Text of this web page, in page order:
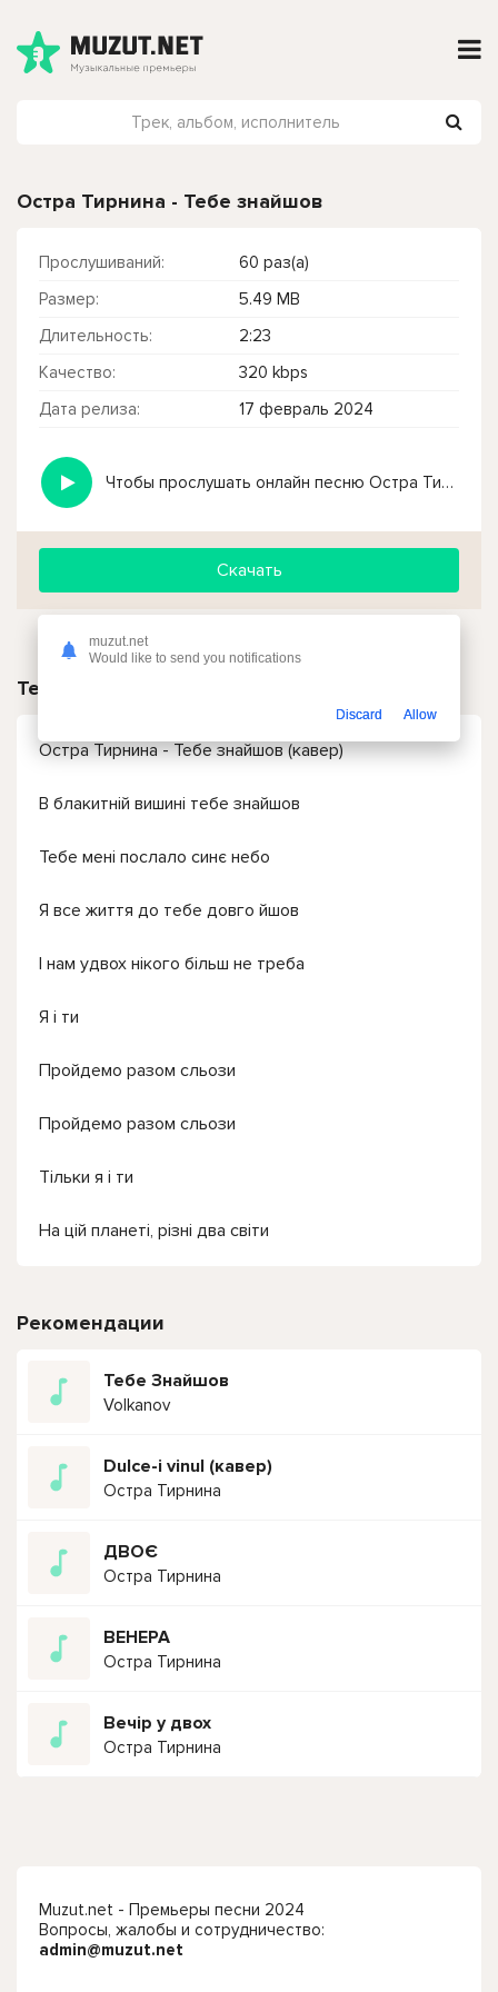
Остра Тирнина - Тебе знайшов
Прослушиваний:
60 раз(а)
Размер:
5.49 MB
Длительность:
2:23
Качество:
320 kbps
Дата релиза:
17 февраль 2024
Чтобы прослушать онлайн песню Остра Тирнина - Тебе знайшов нажмите на кнопку плей с светом зелений
Скачать
Текст песни
Остра Тирнина - Тебе знайшов (кавер)
В блакитній вишині тебе знайшов
Тебе мені послало синє небо
Я все життя до тебе довго йшов
І нам удвох нікого більш не треба
Я і ти
Пройдемо разом сльози
Пройдемо разом сльози
Тільки я і ти
На цій планеті, різні два світи
Рекомендации
Тебе Знайшов
Volkanov
Dulce-i vinul (кавер)
Остра Тирнина
ДВОЄ
Остра Тирнина
ВЕНЕРА
Остра Тирнина
Вечір у двох
Остра Тирнина
Muzut.net - Премьеры песни 2024
Вопросы, жалобы и сотрудничество:
admin@muzut.net
muzut.net
Would like to send you notifications
Discard Allow